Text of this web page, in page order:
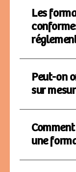
Les
Peut-on
sur
une